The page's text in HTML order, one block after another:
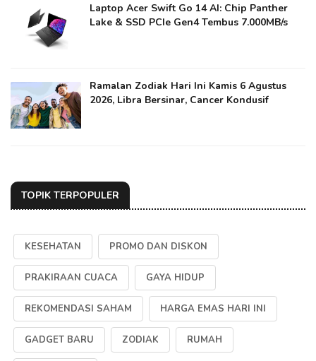
Laptop Acer Swift Go 14 AI: Chip Panther
Lake & SSD PCIe Gen4 Tembus 7.000MB/s
Ramalan Zodiak Hari Ini Kamis 6 Agustus
2026, Libra Bersinar, Cancer Kondusif
TOPIK TERPOPULER
KESEHATAN PROMO DAN DISKON
PRAKIRAAN CUACA GAYA HIDUP
REKOMENDASI SAHAM HARGA EMAS HARI INI
GADGET BARU ZODIAK RUMAH